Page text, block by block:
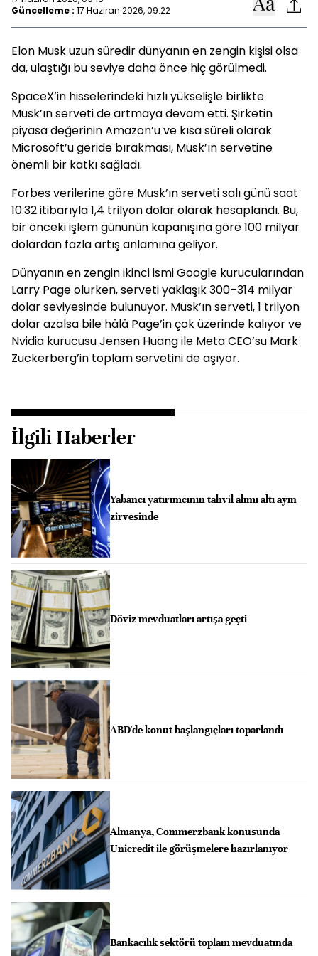
Güncelleme : 17 Haziran 2026, 09:22
Elon Musk uzun süredir dünyanın en zengin kişisi olsa
da, ulaştığı bu seviye daha önce hiç görülmedi.
SpaceX’in hisselerindeki hızlı yükselişle birlikte
Musk’ın serveti de artmaya devam etti. Şirketin
piyasa değerinin Amazon’u ve kısa süreli olarak
Microsoft’u geride bırakması, Musk’ın servetine
önemli bir katkı sağladı.
Forbes verilerine göre Musk’ın serveti salı günü saat
10:32 itibarıyla 1,4 trilyon dolar olarak hesaplandı. Bu,
bir önceki işlem gününün kapanışına göre 100 milyar
dolardan fazla artış anlamına geliyor.
Dünyanın en zengin ikinci ismi Google kurucularından
Larry Page olurken, serveti yaklaşık 300–314 milyar
dolar seviyesinde bulunuyor. Musk’ın serveti, 1 trilyon
dolar azalsa bile hâlâ Page’in çok üzerinde kalıyor ve
Nvidia kurucusu Jensen Huang ile Meta CEO’su Mark
Zuckerberg’in toplam servetini de aşıyor.
İlgili Haberler
Yabancı yatırımcının tahvil alımı altı ayın
zirvesinde
Döviz mevduatları artışa geçti
ABD'de konut başlangıçları toparlandı
Almanya, Commerzbank konusunda
Unicredit ile görüşmelere hazırlanıyor
Bankacılık sektörü toplam mevduatında